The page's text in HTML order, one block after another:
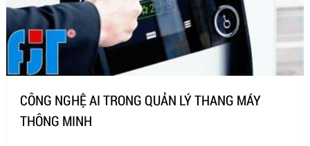
CÔNG NGHỆ AI TRONG QUẢN LÝ THANG MÁY
THÔNG MINH